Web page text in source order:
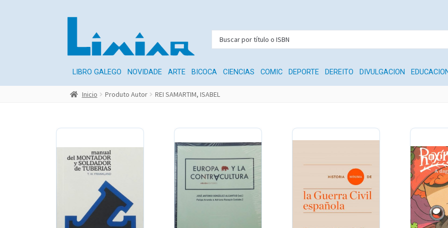
LIBRO GALEGO NOVIDADE ARTE BICOCA CIENCIAS COMIC DEPORTE DEREITO DIVULGACION
Inicio Produto Autor REI SAMARTIM, ISABEL